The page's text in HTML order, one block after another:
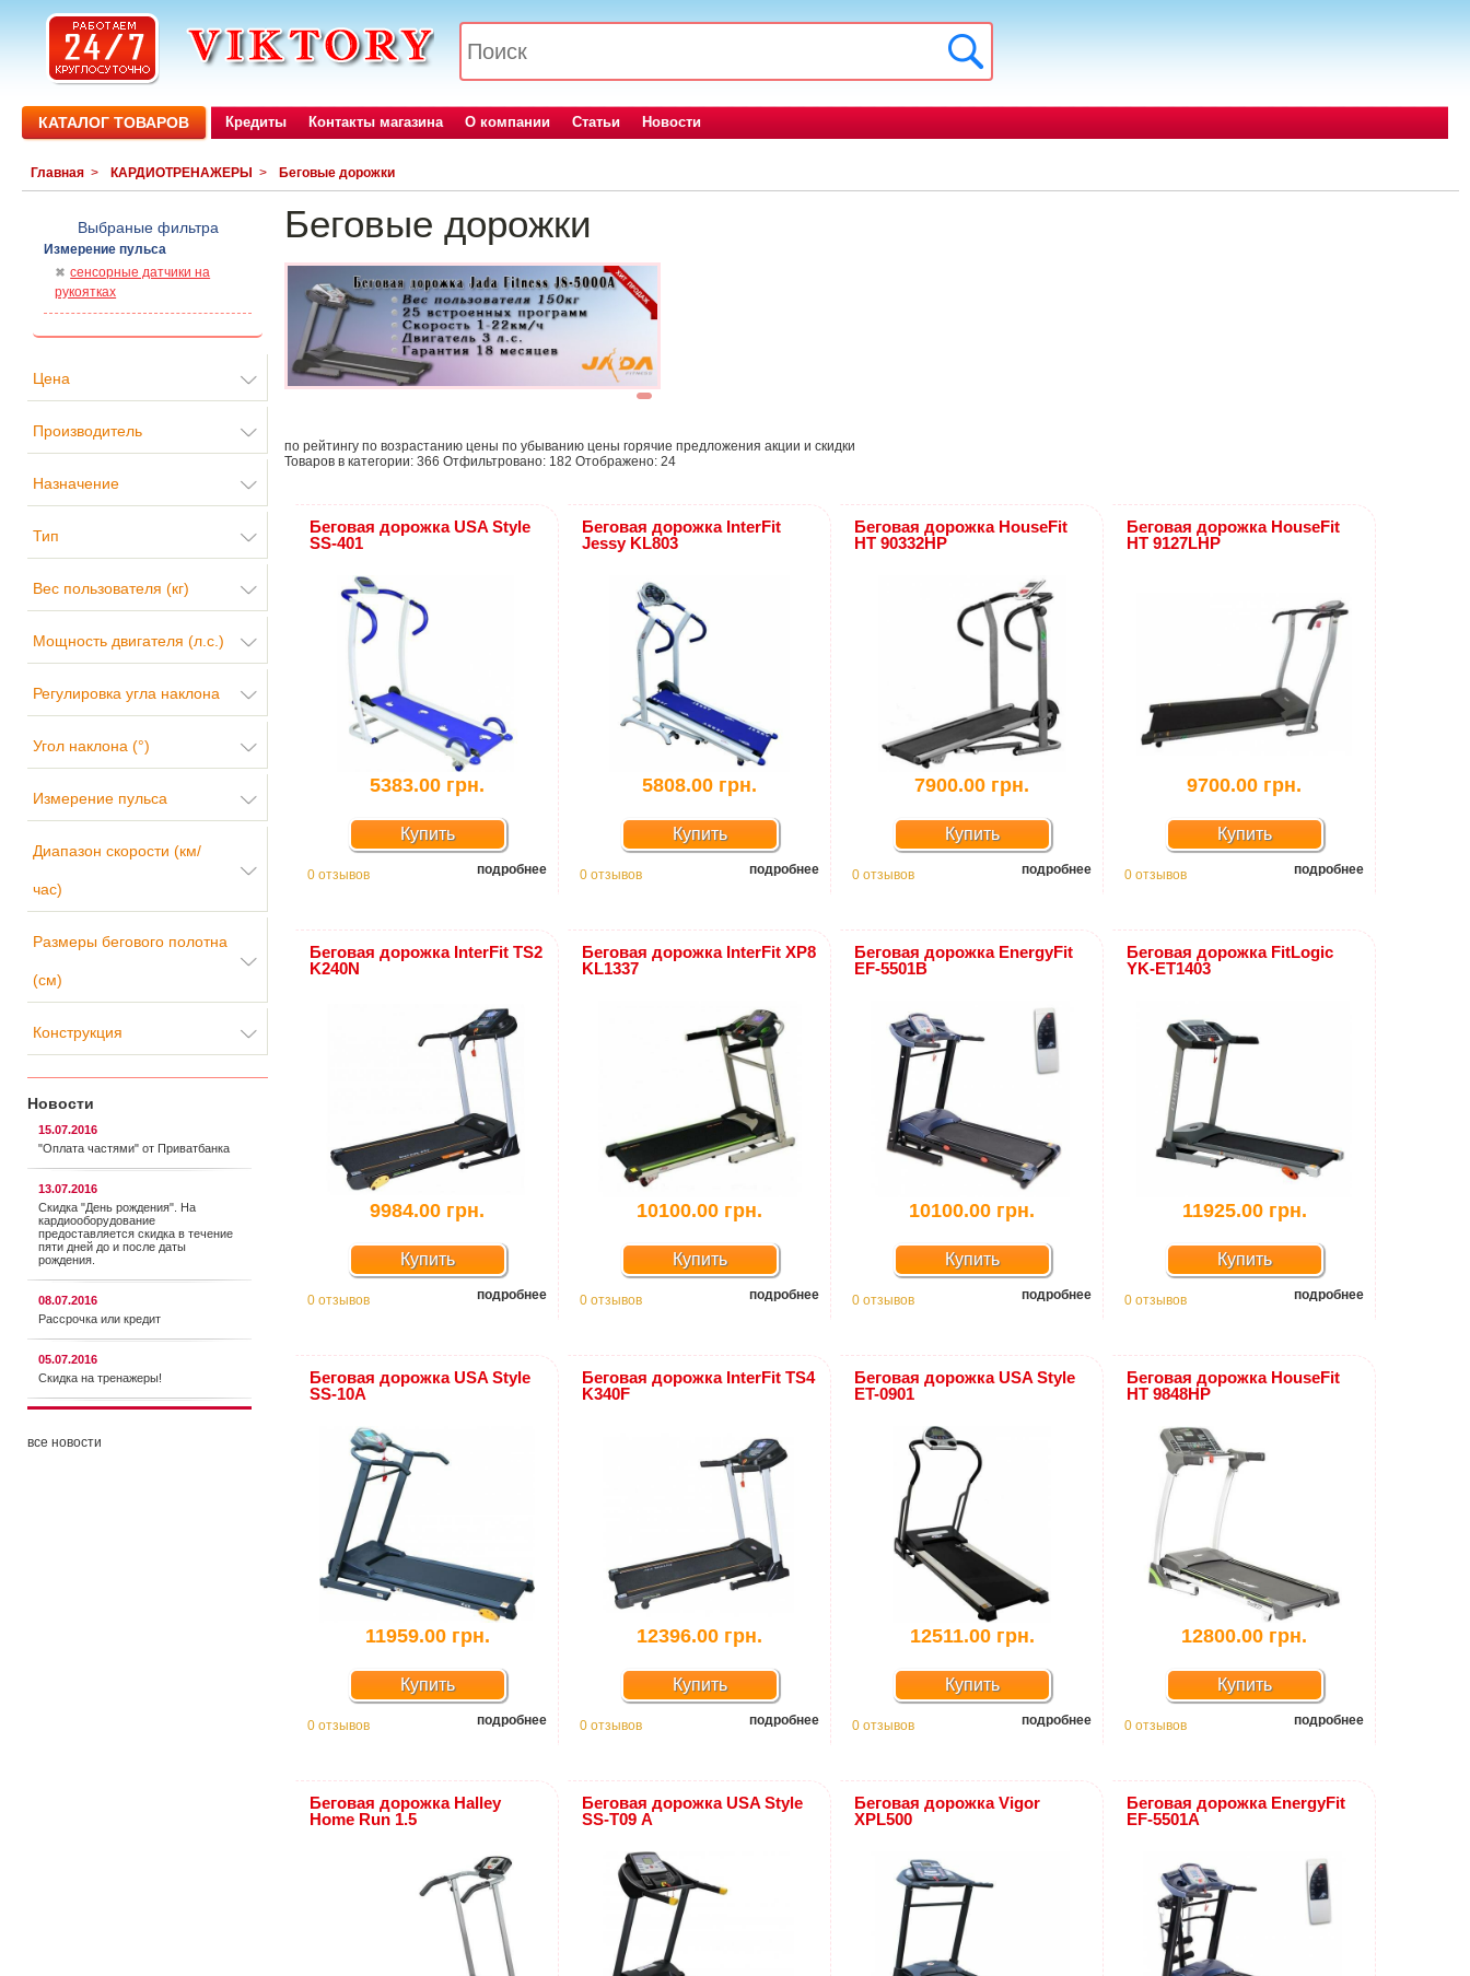
КАТАЛОГ ТОВАРОВ Кредиты Контакты магазина О компании Статьи Новости
Главная > КАРДИОТРЕНАЖЕРЫ > Беговые дорожки
Выбраные фильтра
Измерение пульса
сенсорные датчики на
рукоятках
Цена
Производитель
Назначение
Тип
Вес пользователя (кг)
Мощность двигателя (л.с.)
Регулировка угла наклона
Угол наклона (°)
Измерение пульса
Диапазон скорости (км/
час)
Размеры бегового полотна
(см)
Конструкция
Новости
15.07.2016
"Оплата частями" от Приватбанка
13.07.2016
Скидка "День рождения". На
кардиооборудование
предоставляется cкидка в течение
пяти дней до и после даты
рождения.
08.07.2016
Рассрочка или кредит
05.07.2016
Скидка на тренажеры!
все новости
Беговые дорожки
1
по рейтингу по возрастанию цены по убыванию цены горячие предложения акции и скидки
Товаров в категории:366 Отфильтровано: 182 Отображено:24
Беговая дорожка USA Style
SS-401
5383.00 грн.
Купить
0 отзывов подробнее
Беговая дорожка InterFit
Jessy KL803
5808.00 грн.
Купить
0 отзывов подробнее
Беговая дорожка HouseFit
HT 90332HP
7900.00 грн.
Купить
0 отзывов подробнее
Беговая дорожка HouseFit
HT 9127LHP
9700.00 грн.
Купить
0 отзывов подробнее
Беговая дорожка InterFit TS2
K240N
9984.00 грн.
Купить
0 отзывов подробнее
Беговая дорожка InterFit XP8
KL1337
10100.00 грн.
Купить
0 отзывов подробнее
Беговая дорожка EnergyFit
EF-5501B
10100.00 грн.
Купить
0 отзывов подробнее
Беговая дорожка FitLogic
YK-ET1403
11925.00 грн.
Купить
0 отзывов подробнее
Беговая дорожка USA Style
SS-10A
11959.00 грн.
Купить
0 отзывов подробнее
Беговая дорожка InterFit TS4
K340F
12396.00 грн.
Купить
0 отзывов подробнее
Беговая дорожка USA Style
ET-0901
12511.00 грн.
Купить
0 отзывов подробнее
Беговая дорожка HouseFit
HТ 9848HP
12800.00 грн.
Купить
0 отзывов подробнее
Беговая дорожка Halley
Home Run 1.5
Беговая дорожка USA Style
SS-Т09 А
Беговая дорожка Vigor
XPL500
Беговая дорожка EnergyFit
EF-5501A